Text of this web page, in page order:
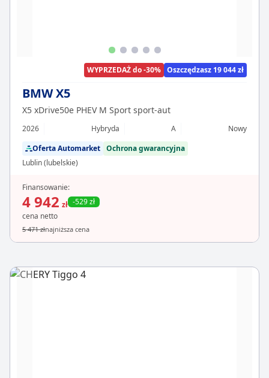
WYPRZEDAŻ do -30% Oszczędzasz 19 044 zł
BMW X5
X5 xDrive50e PHEV M Sport sport-aut
2026 Hybryda A
Nowy
Oferta Automarket Ochrona gwarancyjna
Lublin (lubelskie)
Finansowanie:
4 942 zł -529 zł
cena netto
5 471 złnajniższa cena